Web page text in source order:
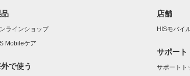
ラインショップ
Mobileケア
で使う
店舗
HISモバイ
サポート
サポートト